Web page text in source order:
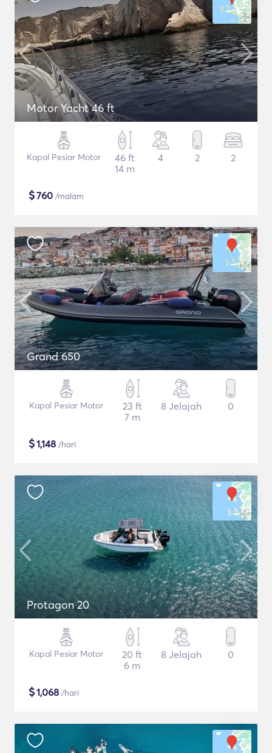
Motor Yacht 46 ft
Kapal Pesiar Motor
46 ft
14 m
4 2 2
$760 /malam
Grand 650
Kapal Pesiar Motor
23 ft
7 m
8 Jelajah 0
$1,148 /hari
Protagon 20
Kapal Pesiar Motor
20 ft
6 m
8 Jelajah 0
$1,068 /hari